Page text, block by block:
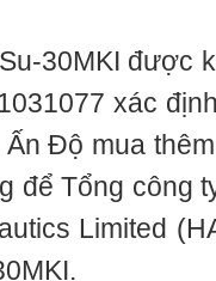
30MKI được
xác
Độ mua
để Tổng công
Limited